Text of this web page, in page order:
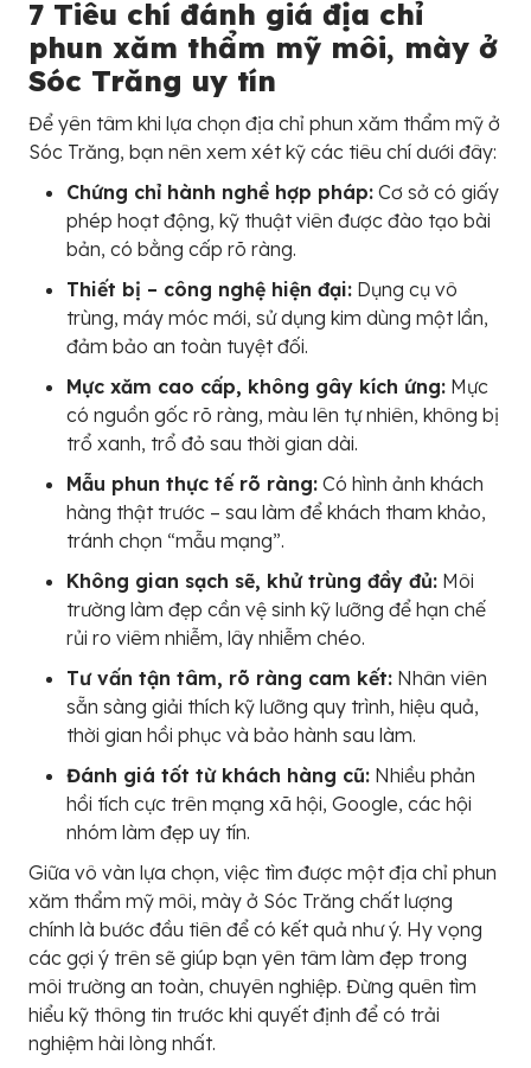
7 Tiêu chí đánh giá địa chỉ
phun xăm thẩm mỹ môi, mày ở
Sóc Trăng uy tín
Để yên tâm khi lựa chọn địa chỉ phun xăm thẩm mỹ ở
Sóc Trăng, bạn nên xem xét kỹ các tiêu chí dưới đây:
Chứng chỉ hành nghề hợp pháp: Cơ sở có giấy
phép hoạt động, kỹ thuật viên được đào tạo bài
bản, có bằng cấp rõ ràng.
Thiết bị – công nghệ hiện đại: Dụng cụ vô
trùng, máy móc mới, sử dụng kim dùng một lần,
đảm bảo an toàn tuyệt đối.
Mực xăm cao cấp, không gây kích ứng: Mực
có nguồn gốc rõ ràng, màu lên tự nhiên, không bị
trổ xanh, trổ đỏ sau thời gian dài.
Mẫu phun thực tế rõ ràng: Có hình ảnh khách
hàng thật trước – sau làm để khách tham khảo,
tránh chọn “mẫu mạng”.
Không gian sạch sẽ, khử trùng đầy đủ: Môi
trường làm đẹp cần vệ sinh kỹ lưỡng để hạn chế
rủi ro viêm nhiễm, lây nhiễm chéo.
Tư vấn tận tâm, rõ ràng cam kết: Nhân viên
sẵn sàng giải thích kỹ lưỡng quy trình, hiệu quả,
thời gian hồi phục và bảo hành sau làm.
Đánh giá tốt từ khách hàng cũ: Nhiều phản
hồi tích cực trên mạng xã hội, Google, các hội
nhóm làm đẹp uy tín.
Giữa vô vàn lựa chọn, việc tìm được một địa chỉ phun
xăm thẩm mỹ môi, mày ở Sóc Trăng chất lượng
chính là bước đầu tiên để có kết quả như ý. Hy vọng
các gợi ý trên sẽ giúp bạn yên tâm làm đẹp trong
môi trường an toàn, chuyên nghiệp. Đừng quên tìm
hiểu kỹ thông tin trước khi quyết định để có trải
nghiệm hài lòng nhất.